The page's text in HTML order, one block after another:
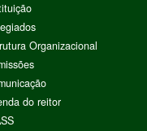
Organizacional
do reitor